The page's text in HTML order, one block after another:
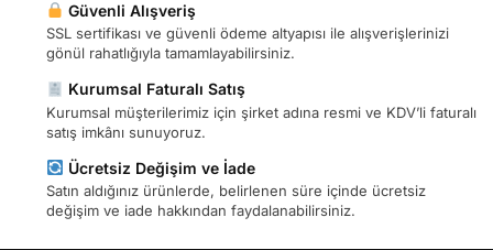
Güvenli Alışveriş
SSL sertifikası ve güvenli ödeme altyapısı ile alışverişlerinizi
gönül rahatlığıyla tamamlayabilirsiniz.
Kurumsal Faturalı Satış
Kurumsal müşterilerimiz için şirket adına resmi ve KDV’li faturalı
satış imkânı sunuyoruz.
Ücretsiz Değişim ve İade
Satın aldığınız ürünlerde, belirlenen süre içinde ücretsiz
değişim ve iade hakkından faydalanabilirsiniz.